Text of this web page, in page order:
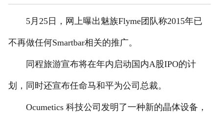
荣誉资质
5月25日，网上曝出魅族Flyme团队称2015年已
不再做任何Smartbar相关的推广。
同程旅游宣布将在年内启动国内A股IPO的计
划，同时还宣布任命马和平为公司总裁。
Ocumetics 科技公司发明了一种新的晶体设备，